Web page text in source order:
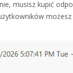
musisz kupić